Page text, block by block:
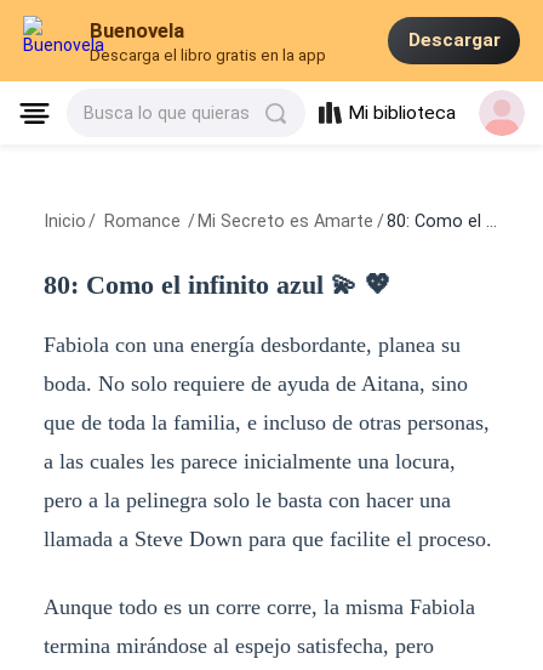
Buenovela
Descarga el libro gratis en la app
Descargar
Busca lo que quieras Mi biblioteca
Inicio / Romance / Mi Secreto es Amarte /80: Como el infinito azul 💫​ 💖​
80: Como el infinito azul 💫​ 💖​
Fabiola con una energía desbordante, planea su
boda. No solo requiere de ayuda de Aitana, sino
que de toda la familia, e incluso de otras personas,
a las cuales les parece inicialmente una locura,
pero a la pelinegra solo le basta con hacer una
llamada a Steve Down para que facilite el proceso.
Aunque todo es un corre corre, la misma Fabiola
termina mirándose al espejo satisfecha, pero